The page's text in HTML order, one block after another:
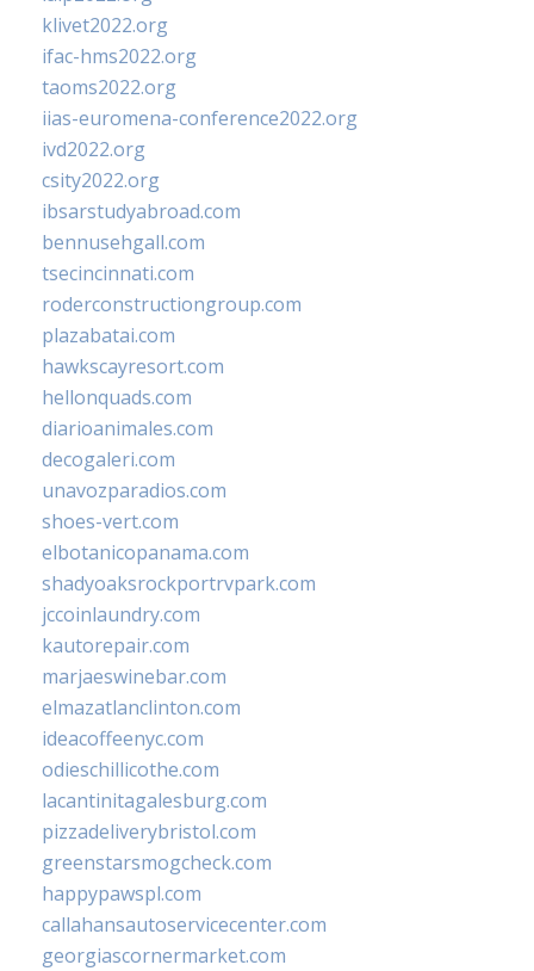
klivet2022.org
ifac-hms2022.org
taoms2022.org
iias-euromena-conference2022.org
ivd2022.org
csity2022.org
ibsarstudyabroad.com
bennusehgall.com
tsecincinnati.com
roderconstructiongroup.com
plazabatai.com
hawkscayresort.com
hellonquads.com
diarioanimales.com
decogaleri.com
unavozparadios.com
shoes-vert.com
elbotanicopanama.com
shadyoaksrockportrvpark.com
jccoinlaundry.com
kautorepair.com
marjaeswinebar.com
elmazatlanclinton.com
ideacoffeenyc.com
odieschillicothe.com
lacantinitagalesburg.com
pizzadeliverybristol.com
greenstarsmogcheck.com
happypawspl.com
callahansautoservicecenter.com
georgiascornermarket.com